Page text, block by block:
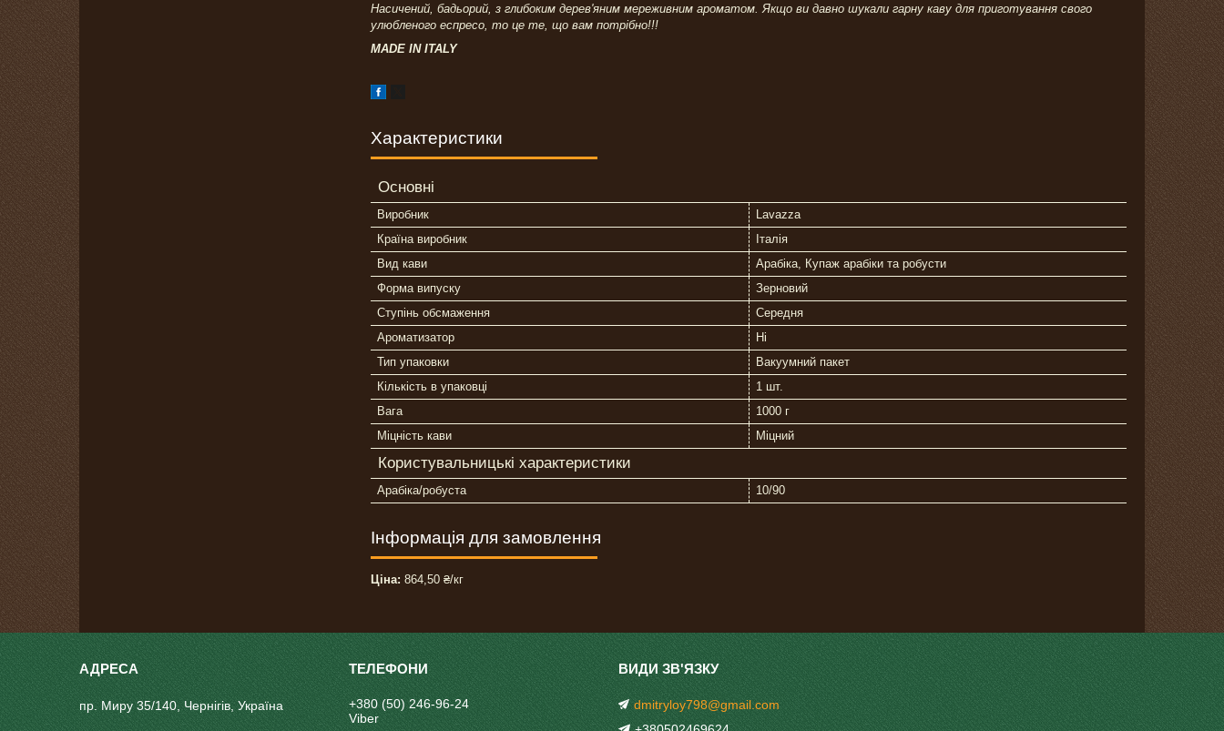
Насичений, бадьорий, з глибоким дерев'яним мереживним ароматом. Якщо ви давно шукали гарну каву для приготування свого
улюбленого еспресо, то це те, що вам потрібно!!!
MADE IN ITALY
Характеристики
Основні
Виробник
Lavazza
Країна виробник
Італія
Вид кави
Арабіка, Купаж арабіки та робусти
Форма випуску
Зерновий
Ступінь обсмаження
Середня
Ароматизатор
Ні
Тип упаковки
Вакуумний пакет
Кількість в упаковці
1 шт.
Вага
1000 г
Міцність кави
Міцний
Користувальницькі характеристики
Арабіка/робуста 10/90
Інформація для замовлення
Ціна: 864,50 ₴/кг
пр. Миру 35/140, Чернігів, Україна
+380 (50) 246-96-24
Viber
dmitryloy798@gmail.com